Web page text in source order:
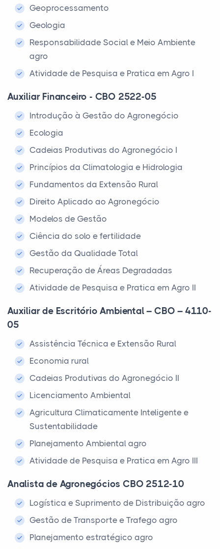
Geoprocessamento
Geologia
Responsabilidade Social e Meio Ambiente
agro
Atividade de Pesquisa e Pratica em Agro I
Auxiliar Financeiro - CBO 2522-05
Introdução à Gestão do Agronegócio
Ecologia
Cadeias Produtivas do Agronegócio I
Princípios da Climatologia e Hidrologia
Fundamentos da Extensão Rural
Direito Aplicado ao Agronegócio
Modelos de Gestão
Ciência do solo e fertilidade
Gestão da Qualidade Total
Recuperação de Áreas Degradadas
Atividade de Pesquisa e Pratica em Agro II
Auxiliar de Escritório Ambiental – CBO – 4110-
05
Assistência Técnica e Extensão Rural
Economia rural
Cadeias Produtivas do Agronegócio II
Licenciamento Ambiental
Agricultura Climaticamente Inteligente e
Sustentabilidade
Planejamento Ambiental agro
Atividade de Pesquisa e Pratica em Agro III
Analista de Agronegócios CBO 2512-10
Logística e Suprimento de Distribuição agro
Gestão de Transporte e Trafego agro
Planejamento estratégico agro